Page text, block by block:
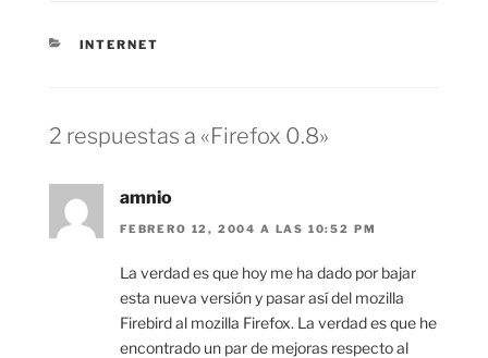
CATEGORÍAS
INTERNET
2 respuestas a «Firefox 0.8»
amnio
FEBRERO 12, 2004 A LAS 10:52 PM
La verdad es que hoy me ha dado por bajar
esta nueva versión y pasar así del mozilla
Firebird al mozilla Firefox. La verdad es que he
encontrado un par de mejoras respecto al